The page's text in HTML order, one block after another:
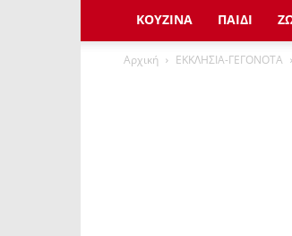
ΚΟΥΖΙΝΑ ΠΑΙΔΙ
Αρχική ΕΚΚΛΗΣΙΑ-ΓΕΓΟΝΟΤΑ